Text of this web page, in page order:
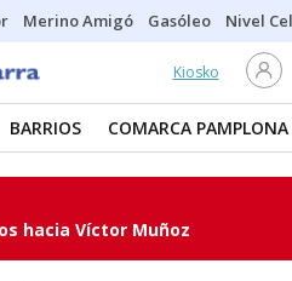
Merino Amigó Gasóleo Nivel
Kiosko
BARRIOS COMARCA PAMPLONA
hacia Víctor Muñoz